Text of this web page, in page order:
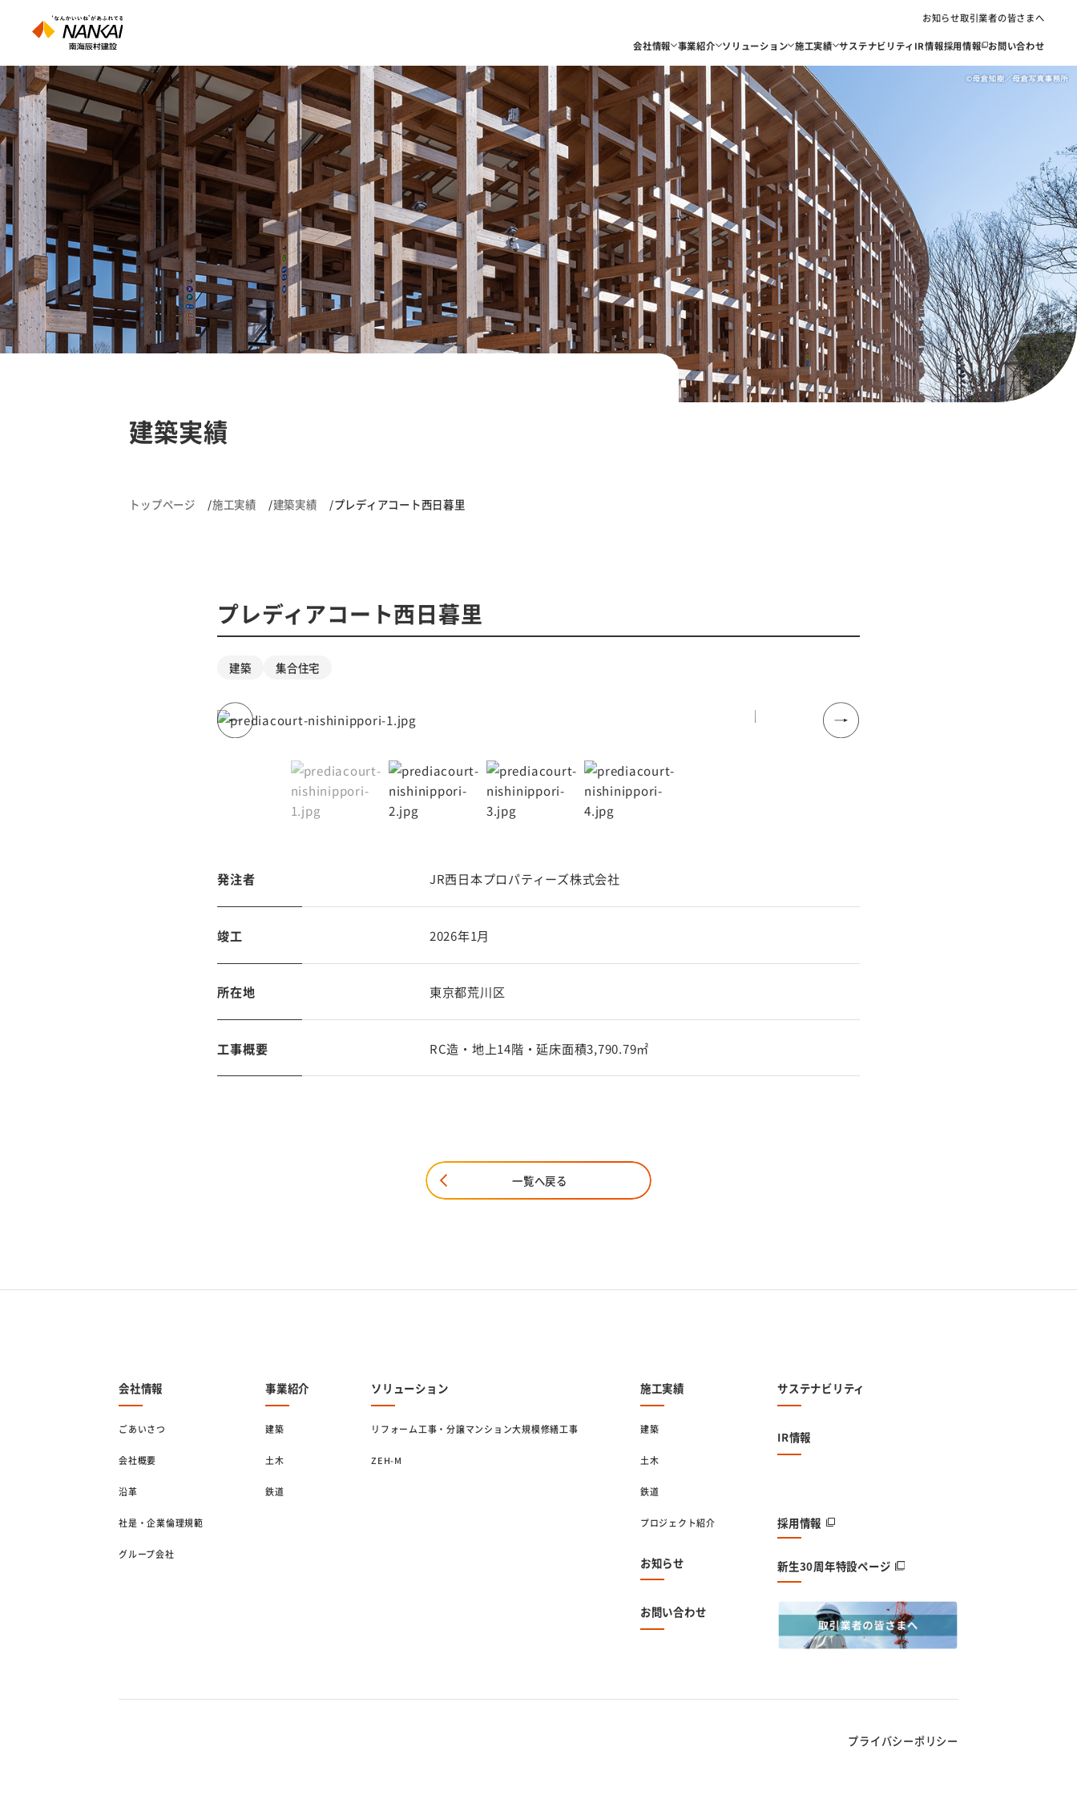
お知らせ取引業者の皆さまへ
会社情報 事業紹介 ソリューション 施工実績 サステナビリティ IR情報採用情報 お問い合わせ
建築実績
トップページ 施工実績 建築実績 プレディアコート西日暮里
プレディアコート西日暮里
建築 集合住宅
発注者 JR西日本プロパティーズ株式会社
竣工 2026年1月
所在地 東京都荒川区
工事概要 RC造・地上14階・延床面積3,790.79㎡
一覧へ戻る
会社情報
ごあいさつ
会社概要
沿革
社是・企業倫理規範
グループ会社
事業紹介
建築
土木
鉄道
ソリューション
リフォーム工事・分譲マンション大規模修繕工事
ZEH-M
施工実績
建築
土木
鉄道
プロジェクト紹介
お知らせ
お問い合わせ
サステナビリティ
IR情報
採用情報
新生30周年特設ページ
プライバシーポリシー